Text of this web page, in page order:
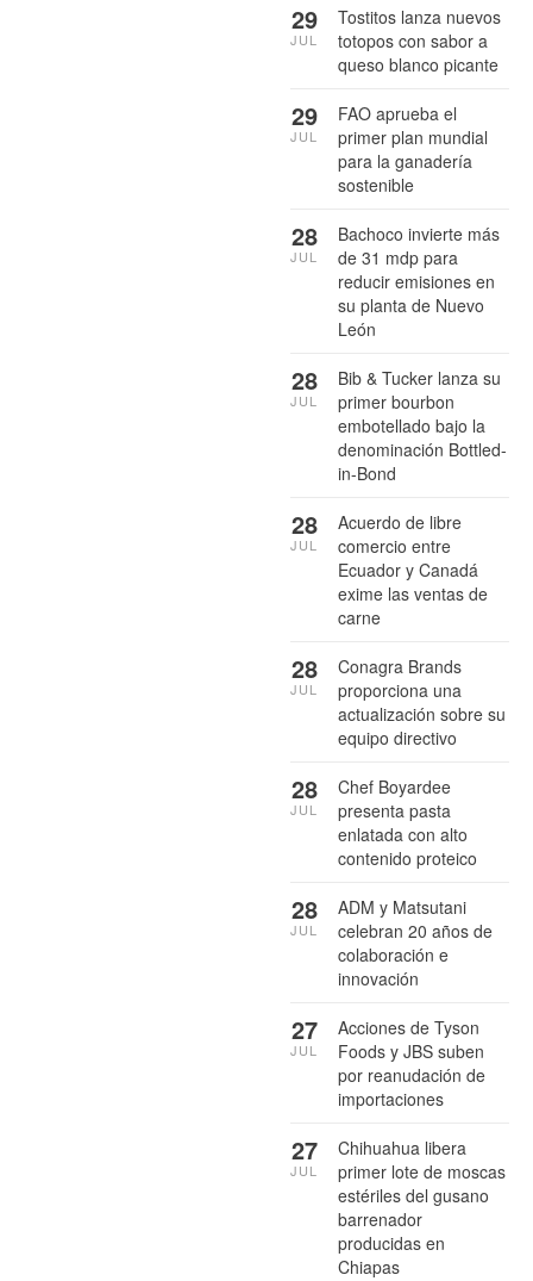
Tostitos lanza nuevos
totopos con sabor a
queso blanco picante
29
JUL
FAO aprueba el
primer plan mundial
para la ganadería
sostenible
29
JUL
Bachoco invierte más
de 31 mdp para
reducir emisiones en
su planta de Nuevo
León
28
JUL
Bib & Tucker lanza su
primer bourbon
embotellado bajo la
denominación Bottled-
in-Bond
28
JUL
Acuerdo de libre
comercio entre
Ecuador y Canadá
exime las ventas de
carne
28
JUL
Conagra Brands
proporciona una
actualización sobre su
equipo directivo
28
JUL
Chef Boyardee
presenta pasta
enlatada con alto
contenido proteico
28
JUL
ADM y Matsutani
celebran 20 años de
colaboración e
innovación
28
JUL
Acciones de Tyson
Foods y JBS suben
por reanudación de
importaciones
27
JUL
Chihuahua libera
primer lote de moscas
estériles del gusano
barrenador
producidas en
Chiapas
27
JUL